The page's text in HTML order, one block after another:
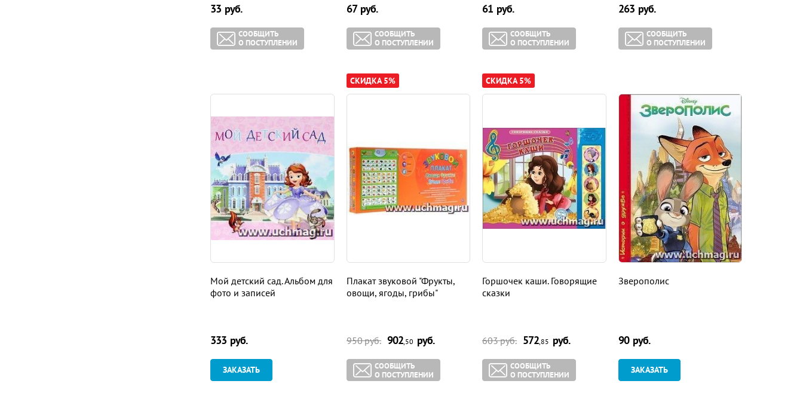
33 руб.
СООБЩИТЬ
О ПОСТУПЛЕНИИ
67руб.
СООБЩИТЬ
О ПОСТУПЛЕНИИ
61 руб.
СООБЩИТЬ
О ПОСТУПЛЕНИИ
263руб.
СООБЩИТЬ
О ПОСТУПЛЕНИИ
Мой детский сад. Альбом для
фото и записей
333 руб.
ЗАКАЗАТЬ
СКИДКА 5%
Плакат звуковой "Фрукты,
овощи, ягоды, грибы"
950руб. 902,50 руб.
СООБЩИТЬ
О ПОСТУПЛЕНИИ
СКИДКА 5%
Горшочек каши. Говорящие
сказки
603руб. 572,85 руб.
СООБЩИТЬ
О ПОСТУПЛЕНИИ
Зверополис
90руб.
ЗАКАЗАТЬ